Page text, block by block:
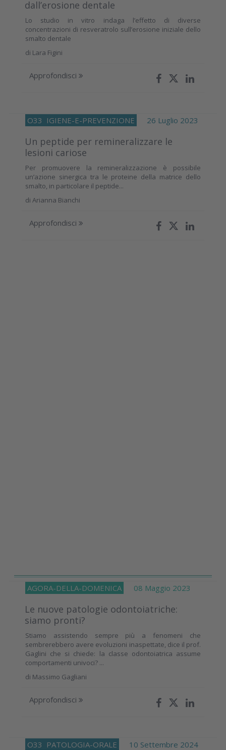
dall’erosione dentale
Lo studio in vitro indaga l’effetto di diverse
concentrazioni di resveratrolo sull’erosione iniziale dello
smalto dentale
di Lara Figini
Approfondisci
O33 IGIENE-E-PREVENZIONE 26 Luglio 2023
Un peptide per remineralizzare le
lesioni cariose
Per promuovere la remineralizzazione è possibile
un’azione sinergica tra le proteine della matrice dello
smalto, in particolare il peptide...
di Arianna Bianchi
Approfondisci
AGORA-DELLA-DOMENICA 08 Maggio 2023
Le nuove patologie odontoiatriche:
siamo pronti?
Stiamo assistendo sempre più a fenomeni che
sembrerebbero avere evoluzioni inaspettate, dice il prof.
Gaglini che si chiede: la classe odontoiatrica assume
comportamenti univoci? ...
di Massimo Gagliani
Approfondisci
O33 PATOLOGIA-ORALE 10 Settembre 2024